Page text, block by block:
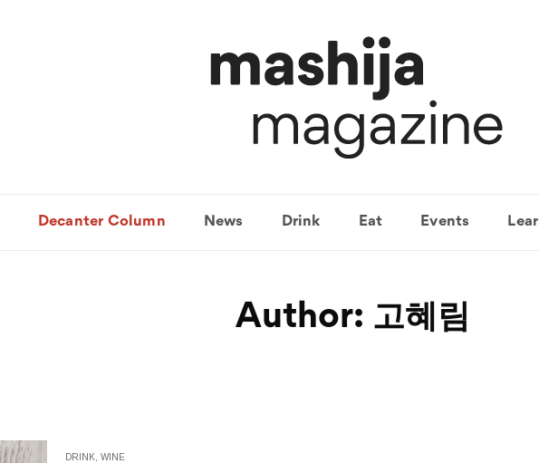
Decanter Column News Drink Eat Events
Author: 고혜림
DRINK WINE